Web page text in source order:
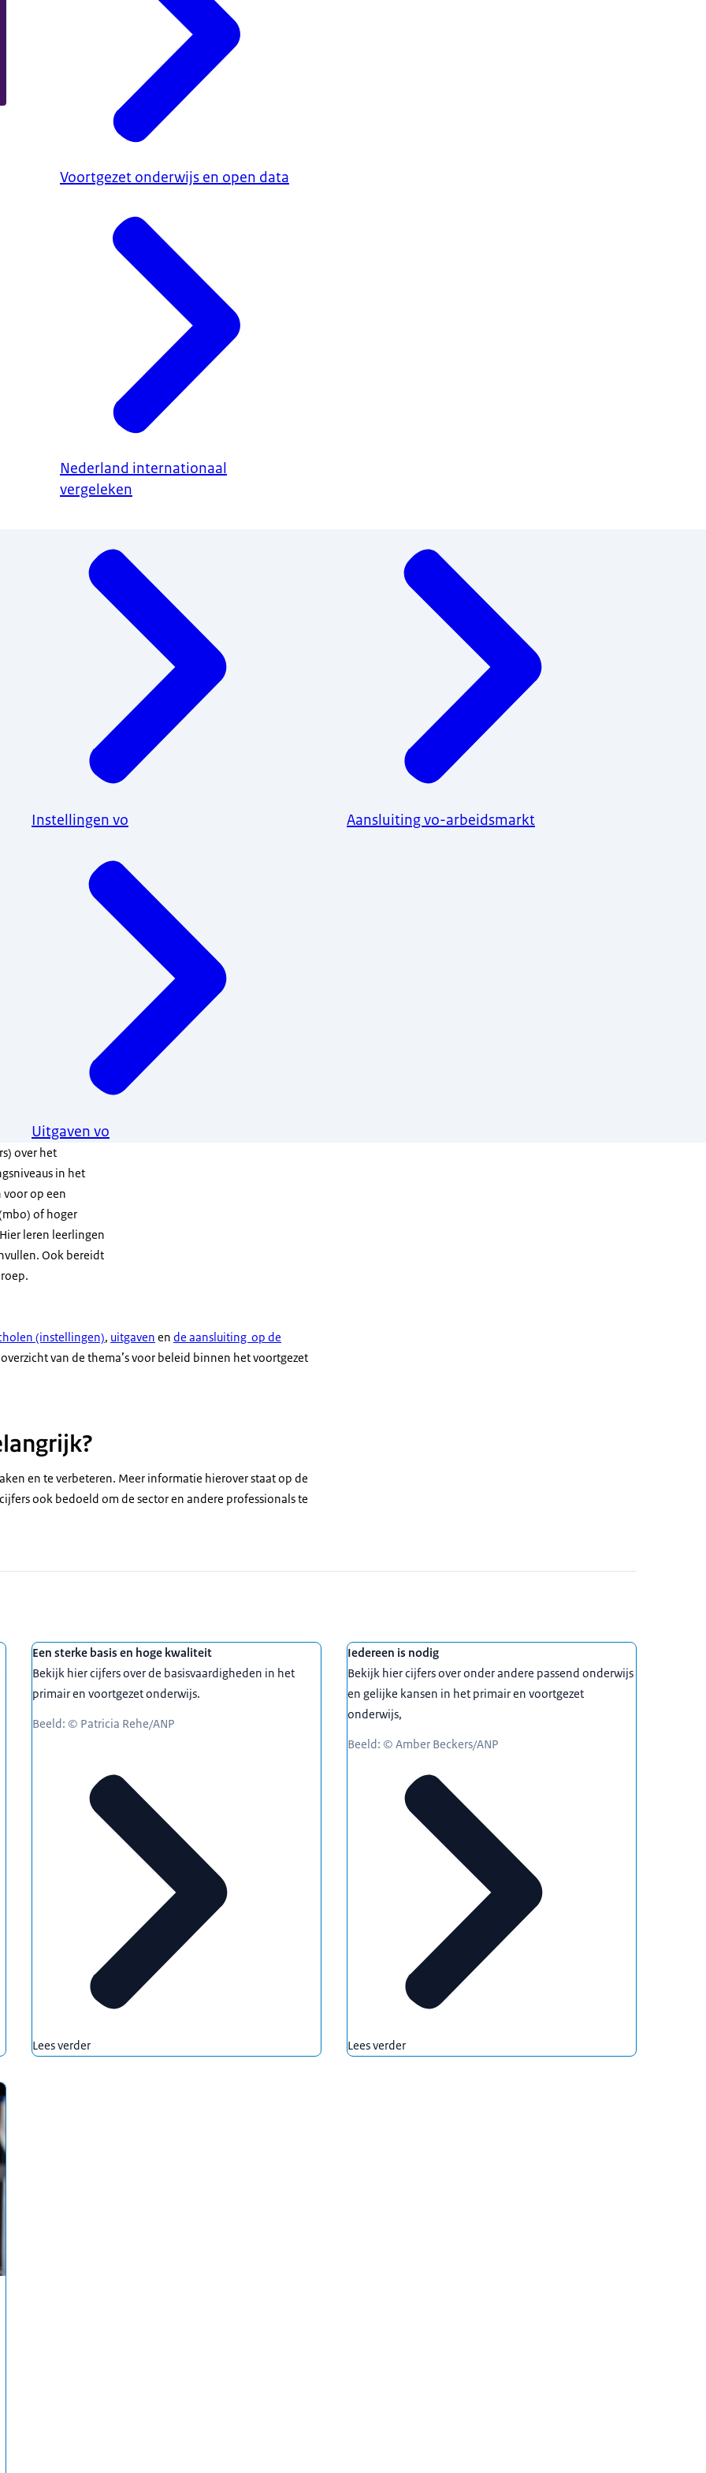
Voortgezet onderwijs en open data
Nederland internationaal
vergeleken
Instellingen vo
Uitgaven vo
Aansluiting vo-arbeidsmarkt
over het
in het
voor op een
of hoger
leren leerlingen
Ook bereidt
(instellingen), uitgaven en de aansluiting op de
van de thema’s voor beleid binnen het voortgezet
en te verbeteren. Meer informatie hierover staat op de
ook bedoeld om de sector en andere professionals te
Een sterke basis en hoge kwaliteit
Bekijk hier cijfers over de basisvaardigheden in het
primair en voortgezet onderwijs.
Beeld: © Patricia Rehe/ANP
Lees verder
Iedereen is nodig
Bekijk hier cijfers over onder andere passend onderwijs
en gelijke kansen in het primair en voortgezet
onderwijs,
Beeld: © Amber Beckers/ANP
Lees verder